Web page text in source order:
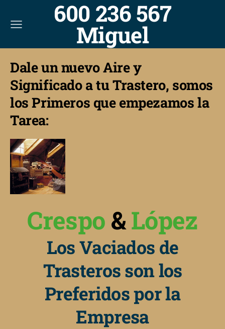
600 236 567
Miguel
Dale un nuevo Aire y
Significado a tu Trastero, somos
los Primeros que empezamos la
Tarea:
Crespo &López
Los Vaciados de
Trasteros son los
Preferidos por la
Empresa